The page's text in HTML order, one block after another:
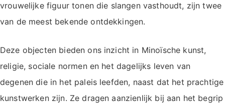
vrouwelijke figuur tonen die slangen vasthoudt, zijn twee
van de meest bekende ontdekkingen.
Deze objecten bieden ons inzicht in Minoïsche kunst,
religie, sociale normen en het dagelijks leven van
degenen die in het paleis leefden, naast dat het prachtige
kunstwerken zijn. Ze dragen aanzienlijk bij aan het begrip